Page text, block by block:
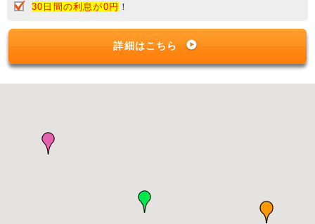
30日間の利息が0円 ！
詳細はこちら